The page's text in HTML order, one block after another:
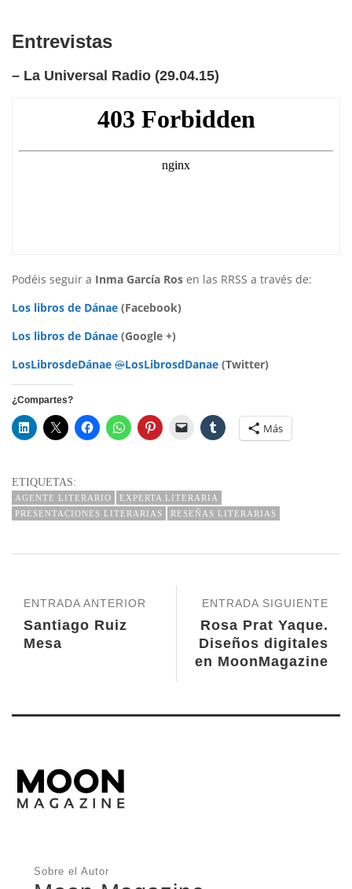
Entrevistas
– La Universal Radio (29.04.15)
Podéis seguir a Inma García Ros en las RRSS a través de:
Los libros de Dánae (Facebook)
Los libros de Dánae (Google +)
LosLibrosdeDánae @LosLibrosdDanae (Twitter)
¿Compartes?
Más
ETIQUETAS:
AGENTE LITERARIO
EXPERTA LITERARIA
PRESENTACIONES LITERARIAS
RESEÑAS LITERARIAS
ENTRADA SIGUIENTE
Rosa Prat Yaque.
Diseños digitales
en MoonMagazine
ENTRADA ANTERIOR
Santiago Ruiz
Mesa
Sobre el Autor